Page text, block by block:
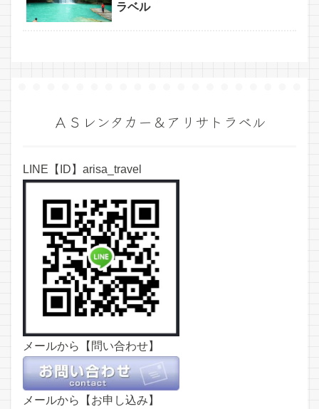
ラベル
ＡＳレンタカー＆アリサトラベル
LINE【ID】arisa_travel
メールから【問い合わせ】
メールから【お申し込み】